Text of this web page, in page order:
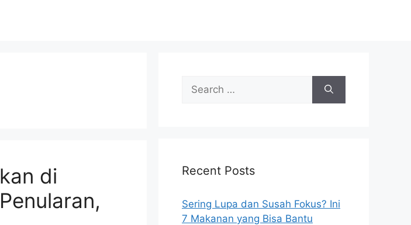
di
f
r
:
Recent Posts
Sering Lupa dan Susah Fokus? Ini
7 Makanan yang Bisa Bantu